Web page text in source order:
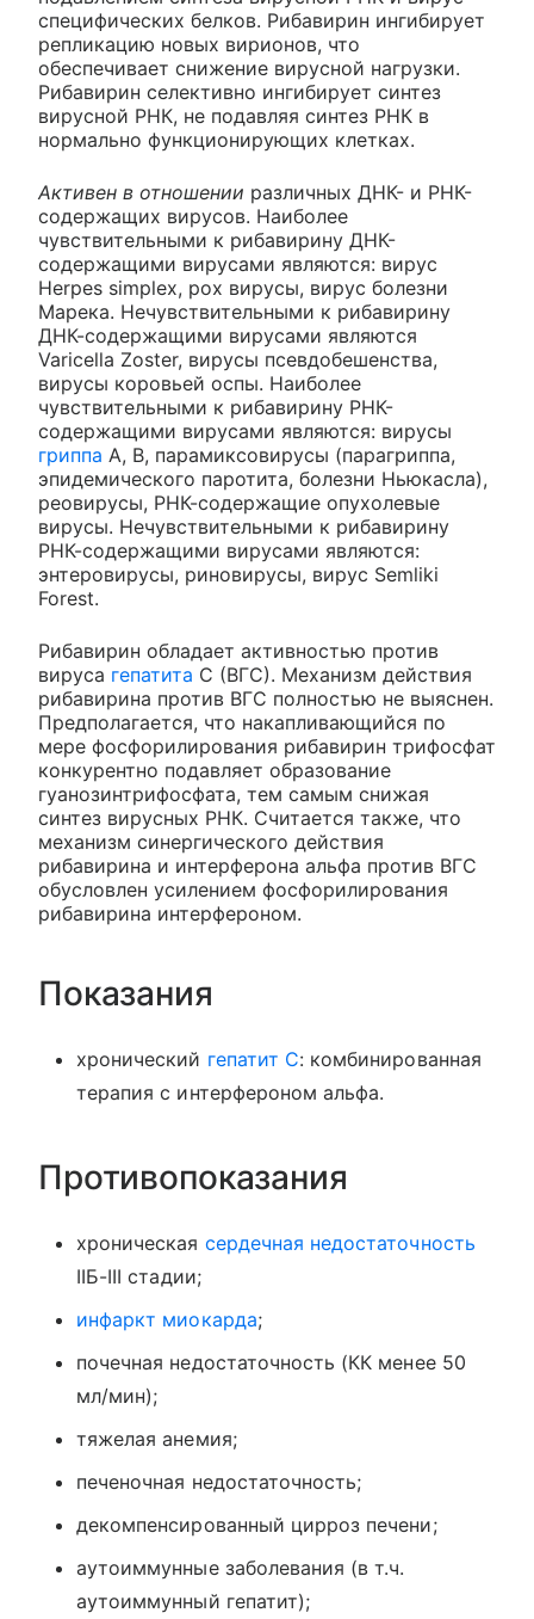
специфических белков. Рибавирин ингибирует
репликацию новых вирионов, что
обеспечивает снижение вирусной нагрузки.
Рибавирин селективно ингибирует синтез
вирусной РНК, не подавляя синтез РНК в
нормально функционирующих клетках.
Активен в отношении различных ДНК- и РНК-
содержащих вирусов. Наиболее
чувствительными к рибавирину ДНК-
содержащими вирусами являются: вирус
Herpes simplex, poх вирусы, вирус болезни
Марека. Нечувствительными к рибавирину
ДНК-содержащими вирусами являются
Varicella Zoster, вирусы псевдобешенства,
вирусы коровьей оспы. Наиболее
чувствительными к рибавирину РНК-
содержащими вирусами являются: вирусы
гриппа А, В, парамиксовирусы (парагриппа,
эпидемического паротита, болезни Ньюкасла),
реовирусы, РНК-содержащие опухолевые
вирусы. Нечувствительными к рибавирину
РНК-содержащими вирусами являются:
энтеровирусы, риновирусы, вирус Semliki
Forest.
Рибавирин обладает активностью против
вируса гепатита С (ВГС). Механизм действия
рибавирина против ВГС полностью не выяснен.
Предполагается, что накапливающийся по
мере фосфорилирования рибавирин трифосфат
конкурентно подавляет образование
гуанозинтрифосфата, тем самым снижая
синтез вирусных РНК. Считается также, что
механизм синергического действия
рибавирина и интерферона альфа против ВГС
обусловлен усилением фосфорилирования
рибавирина интерфероном.
Показания
хронический гепатит С: комбинированная
терапия с интерфероном альфа.
Противопоказания
хроническая сердечная недостаточность
IIБ-III стадии;
инфаркт миокарда;
почечная недостаточность (КК менее 50
мл/мин);
тяжелая анемия;
печеночная недостаточность;
декомпенсированный цирроз печени;
аутоиммунные заболевания (в т.ч.
аутоиммунный гепатит);